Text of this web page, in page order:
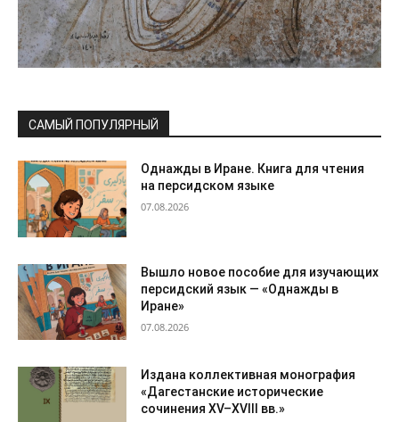
САМЫЙ ПОПУЛЯРНЫЙ
Однажды в Иране. Книга для чтения
на персидском языке
07.08.2026
Вышло новое пособие для изучающих
персидский язык — «Однажды в
Иране»
07.08.2026
Издана коллективная монография
«Дагестанские исторические
сочинения XV–XVIII вв.»